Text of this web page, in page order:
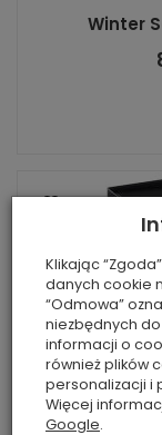
Winter
Klikając
danych cookie
“Odmowa”
niezbędnych
informacji o
również plików
personalizacji i
Więcej
Google.